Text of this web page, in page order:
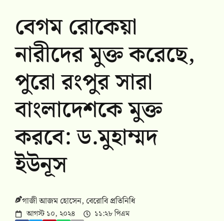
বেগম রোকেয়া
নারীদের মুক্ত করেছে,
পুরো রংপুর সারা
বাংলাদেশকে মুক্ত
করবে: ড.মুহাম্মদ
ইউনূস
গাজী আজম হোসেন, বেরোবি প্রতিনিধি
আগস্ট ১০, ২০২৪ ১১:২৮ পিএম